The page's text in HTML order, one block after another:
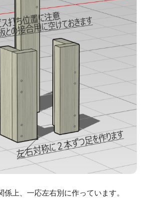
係上、一応左右別に作っています。